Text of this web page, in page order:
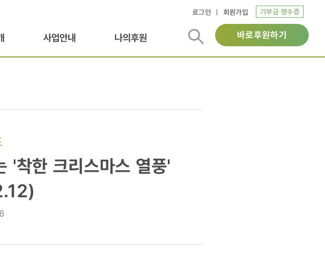
로그인 회원가입 기부금 영수증
사업안내 나의후원 바로후원하기
'착한 크리스마스 열풍'